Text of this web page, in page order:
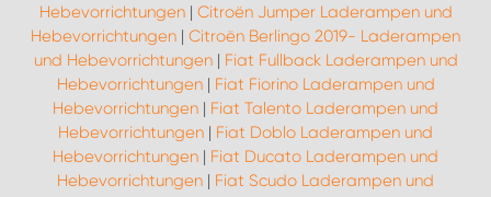
Hebevorrichtungen| Citroën Jumper Laderampen und
Hebevorrichtungen | Citroën Berlingo 2019- Laderampen
und Hebevorrichtungen| Fiat Fullback Laderampen und
Hebevorrichtungen| Fiat Fiorino Laderampen und
Hebevorrichtungen | Fiat Talento Laderampen und
Hebevorrichtungen | Fiat Doblo Laderampen und
Hebevorrichtungen | Fiat Ducato Laderampen und
Hebevorrichtungen | Fiat Scudo Laderampen und